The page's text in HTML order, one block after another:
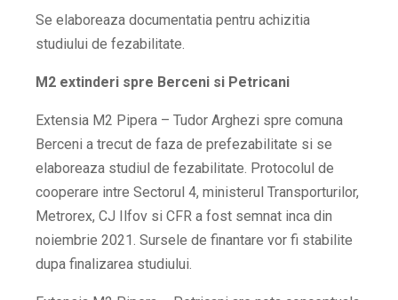
Se elaboreaza documentatia pentru achizitia
studiului de fezabilitate.
M2 extinderi spre Berceni si Petricani
Extensia M2 Pipera – Tudor Arghezi spre comuna
Berceni a trecut de faza de prefezabilitate si se
elaboreaza studiul de fezabilitate. Protocolul de
cooperare intre Sectorul 4, ministerul Transporturilor,
Metrorex, CJ Ilfov si CFR a fost semnat inca din
noiembrie 2021. Sursele de finantare vor fi stabilite
dupa finalizarea studiului.